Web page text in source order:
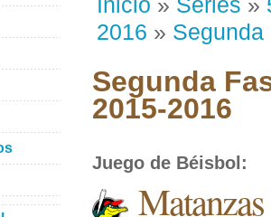
2016 » Segunda
Segunda
2015-2016
Juego de Béisbol :